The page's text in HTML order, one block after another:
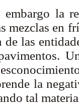
embargo la
mezclas en
de las
la
tal